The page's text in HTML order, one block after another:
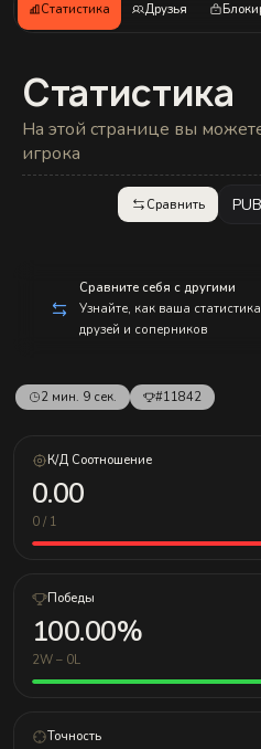
Статистика Друзья
Статистика
На этой странице вы
игрока
Сравнить
Сравните себя с другими
Узнайте, как ваша
друзей и соперников
2 мин. 9 сек. #11842
К/Д Соотношение
0.00
0 / 1
Победы
100.00%
2W – 0L
Точность